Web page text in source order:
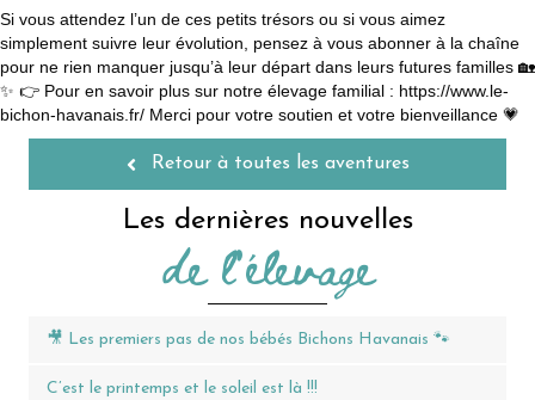
Si vous attendez l’un de ces petits trésors ou si vous aimez
simplement suivre leur évolution, pensez à vous abonner à la chaîne
pour ne rien manquer jusqu’à leur départ dans leurs futures familles 🏡
✨ 👉 Pour en savoir plus sur notre élevage familial : https://www.le-
bichon-havanais.fr/ Merci pour votre soutien et votre bienveillance 💗
Retour à toutes les aventures
Les dernières nouvelles
de l'élevage
🎥 Les premiers pas de nos bébés Bichons Havanais 🐾
C’est le printemps et le soleil est là !!!